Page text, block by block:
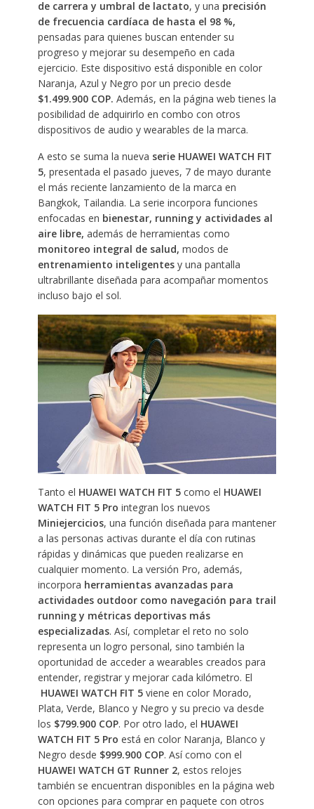
de carrera y umbral de lactato, y una precisión
de frecuencia cardíaca de hasta el 98 %,
pensadas para quienes buscan entender su
progreso y mejorar su desempeño en cada
ejercicio. Este dispositivo está disponible en color
Naranja, Azul y Negro por un precio desde
$1.499.900 COP. Además, en la página web tienes la
posibilidad de adquirirlo en combo con otros
dispositivos de audio y wearables de la marca.
A esto se suma la nueva serie HUAWEI WATCH FIT
5, presentada el pasado jueves, 7 de mayo durante
el más reciente lanzamiento de la marca en
Bangkok, Tailandia. La serie incorpora funciones
enfocadas en bienestar, running y actividades al
aire libre, además de herramientas como
monitoreo integral de salud, modos de
entrenamiento inteligentesy una pantalla
ultrabrillante diseñada para acompañar momentos
incluso bajo el sol.
Tanto el HUAWEI WATCH FIT 5como el HUAWEI
WATCH FIT 5 Pro integran los nuevos
Miniejercicios, una función diseñada para mantener
a las personas activas durante el día con rutinas
rápidas y dinámicas que pueden realizarse en
cualquier momento. La versión Pro, además,
incorpora herramientas avanzadas para
actividades outdoor como navegación para trail
running y métricas deportivas más
especializadas. Así, completar el reto no solo
representa un logro personal, sino también la
oportunidad de acceder a wearables creados para
entender, registrar y mejorar cada kilómetro. El
HUAWEI WATCH FIT 5viene en color Morado,
Plata, Verde, Blanco y Negro y su precio va desde
los $799.900 COP. Por otro lado, el HUAWEI
WATCH FIT 5 Pro está en color Naranja, Blanco y
Negro desde $999.900 COP. Así como con el
HUAWEI WATCH GT Runner 2, estos relojes
también se encuentran disponibles en la página web
con opciones para comprar en paquete con otros